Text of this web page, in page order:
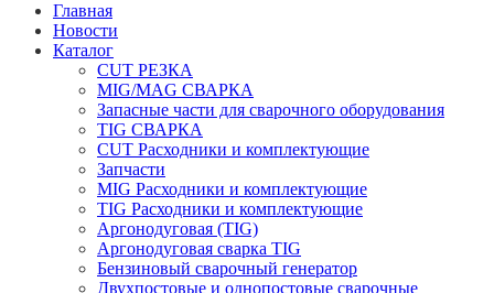
Главная
Новости
Каталог
CUT РЕЗКА
MIG/MAG СВАРКА
Запасные части для сварочного оборудования
TIG СВАРКА
CUT Расходники и комплектующие
Запчасти
MIG Расходники и комплектующие
TIG Расходники и комплектующие
Аргонодуговая (TIG)
Аргонодуговая сварка TIG
Бензиновый сварочный генератор
Двухпостовые и однопостовые сварочные